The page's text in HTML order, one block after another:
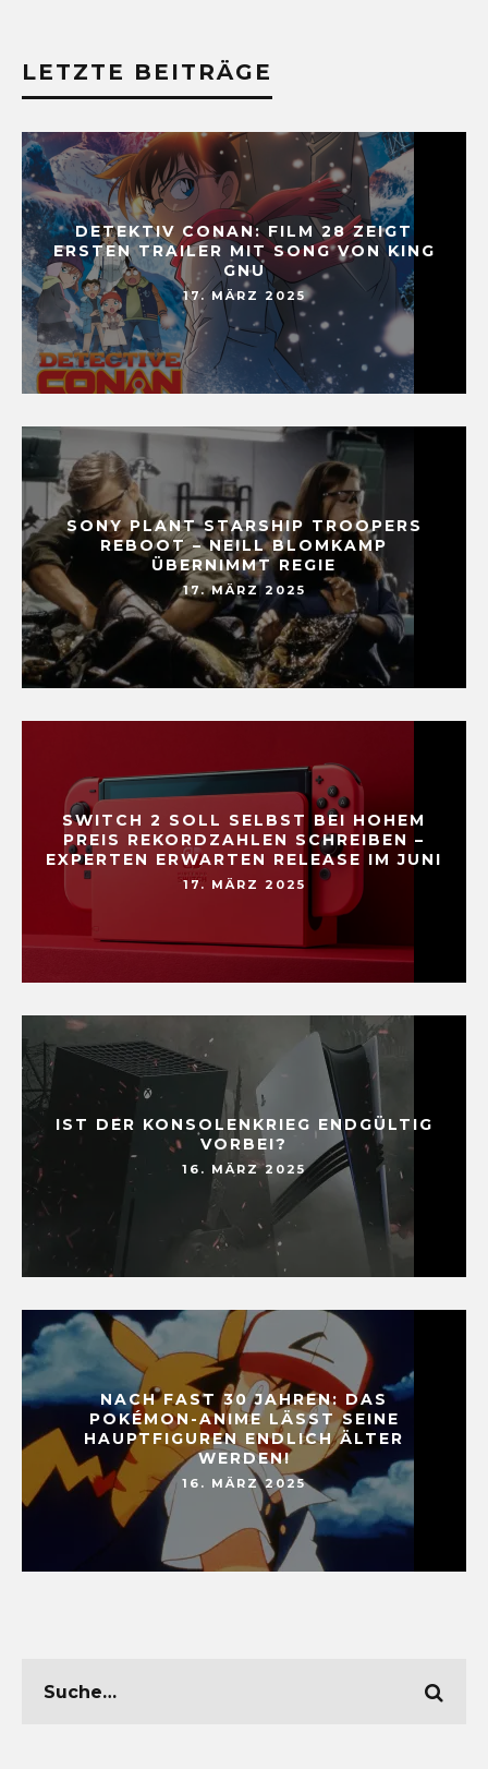
LETZTE BEITRÄGE
DETEKTIV CONAN: FILM 28 ZEIGT
ERSTEN TRAILER MIT SONG VON KING
GNU
17. MÄRZ 2025
SONY PLANT STARSHIP TROOPERS
REBOOT – NEILL BLOMKAMP
ÜBERNIMMT REGIE
17. MÄRZ 2025
SWITCH 2 SOLL SELBST BEI HOHEM
PREIS REKORDZAHLEN SCHREIBEN –
EXPERTEN ERWARTEN RELEASE IM JUNI
17. MÄRZ 2025
IST DER KONSOLENKRIEG ENDGÜLTIG
VORBEI?
16. MÄRZ 2025
NACH FAST 30 JAHREN: DAS
POKÉMON-ANIME LÄSST SEINE
HAUPTFIGUREN ENDLICH ÄLTER
WERDEN!
16. MÄRZ 2025